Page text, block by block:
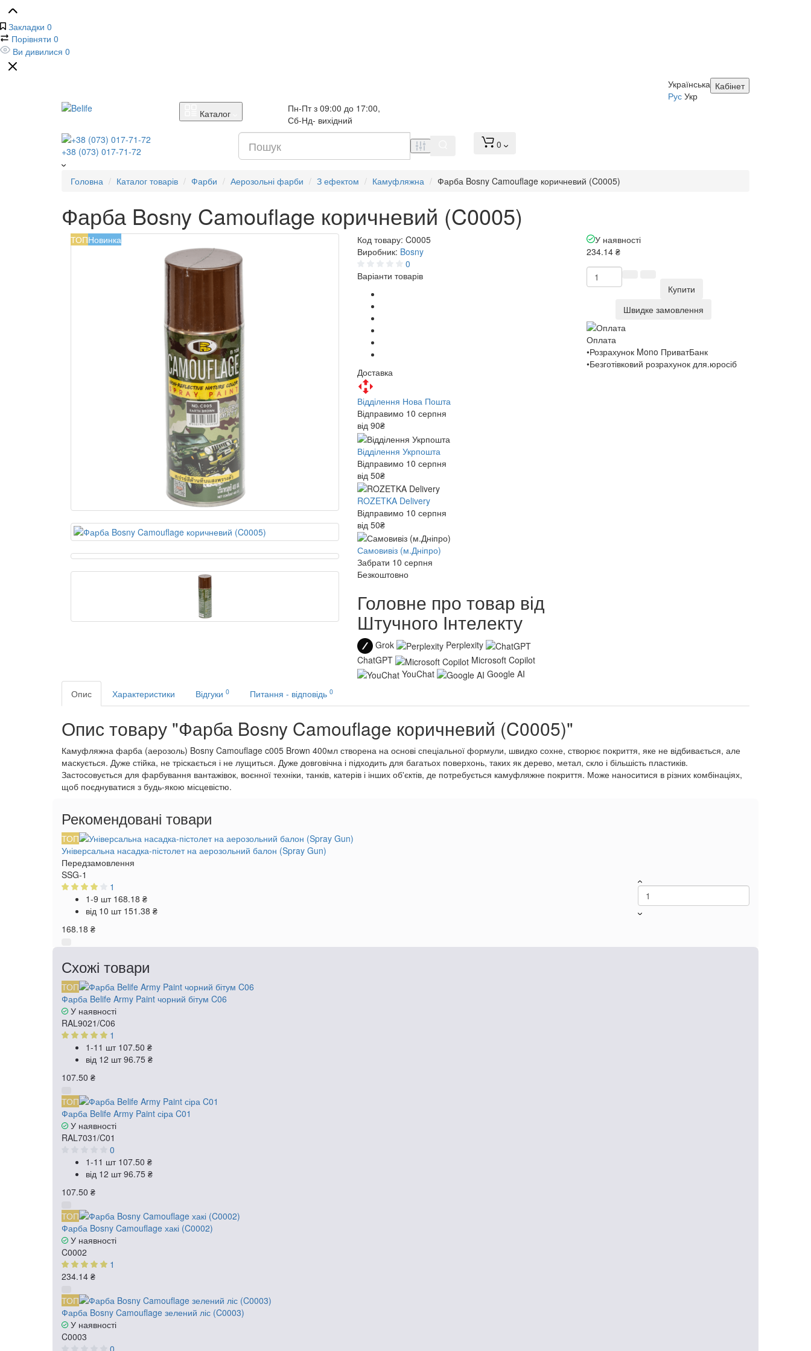
Закладки 0
Порівняти 0
Ви дивилися 0
Кабінет
Українська
Рус Укр
Каталог
Пн-Пт з 09:00 до 17:00,
Сб-Нд- вихідний
+38 (073) 017-71-72
0
Головна Каталог товарів Фарби Аерозольні фарби З ефектом Камуфляжна Фарба Bosny Camouflage коричневий (C0005)
Фарба Bosny Camouflage коричневий (C0005)
ТОПНовинка Код товару: C0005
Виробник: Bosny
0
Варіанти товарів
Доставка
Відділення Нова Пошта
Відправимо 10 серпня
від 90₴
Відділення Укрпошта
Відправимо 10 серпня
від 50₴
ROZETKA Delivery
Відправимо 10 серпня
від 50₴
Самовивіз (м.Дніпро)
Забрати 10 серпня
Безкоштовно
Головне про товар від
Штучного Інтелекту
Grok
Perplexity
ChatGPT
Microsoft Copilot
YouChat
Google AI
У наявності
234.14 ₴
Купити
Швидке замовлення
Оплата
•Розрахунок Mono ПриватБанк
•Безготівковий розрахунок для.юросіб
Опис Характеристики Відгуки 0 Питання - відповідь 0
Опис товару "Фарба Bosny Camouflage коричневий (C0005)"
Камуфляжна фарба (аерозоль) Bosny Camouflage c005 Brown 400мл створена на основі спеціальної формули, швидко сохне, створює покриття, яке не відбивається, але
маскується. Дуже стійка, не тріскається і не лущиться. Дуже довговічна і підходить для багатьох поверхонь, таких як дерево, метал, скло і більшість пластиків.
Застосовується для фарбування вантажівок, воєнної техніки, танків, катерів і інших об'єктів, де потребується камуфляжне покриття. Може наноситися в різних комбінаціях,
щоб поєднуватися з будь-якою місцевістю.
Рекомендовані товари
ТОП
Універсальна насадка-пістолет на аерозольний балон (Spray Gun)
Передзамовлення
SSG-1
1
1-9 шт 168.18 ₴
від 10 шт 151.38 ₴
168.18 ₴
Схожі товари
ТОП
Фарба Belife Army Paint чорний бітум C06
У наявності
RAL9021/C06
1
1-11 шт 107.50 ₴
від 12 шт96.75 ₴
107.50 ₴
ТОП
Фарба Belife Army Paint сіра C01
У наявності
RAL7031/C01
0
1-11 шт 107.50 ₴
від 12 шт96.75 ₴
107.50 ₴
ТОП
Фарба Bosny Camouflage хакі (C0002)
У наявності
C0002
1
234.14 ₴
ТОП
Фарба Bosny Camouflage зелений ліс (C0003)
У наявності
C0003
0